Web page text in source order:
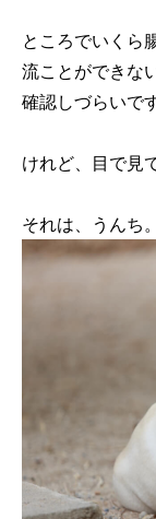
ところでいくら
流ことができな
確認しづらいで
けれど、目で見
それは、うんち。